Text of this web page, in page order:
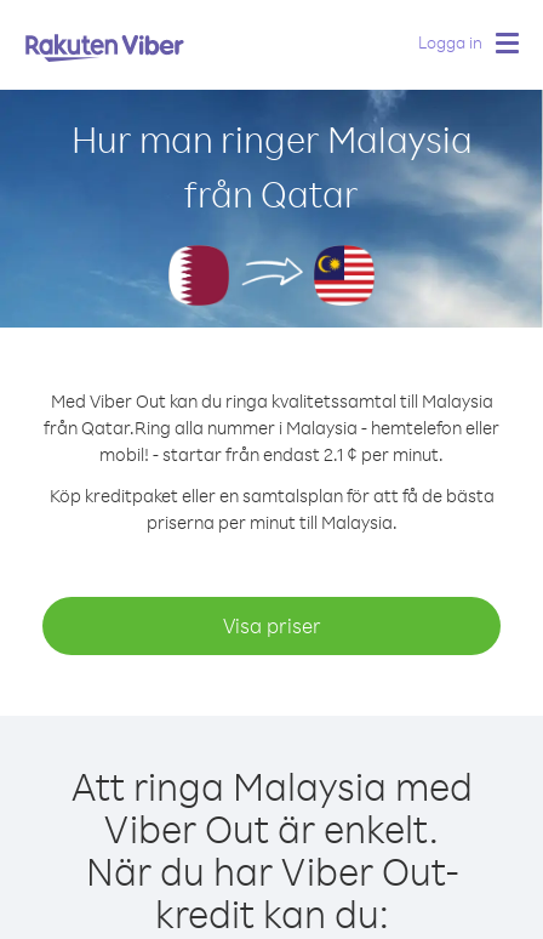
Logga in
Hur man ringer Malaysia
från Qatar
Med Viber Out kan du ringa kvalitetssamtal till Malaysia
från Qatar.Ring alla nummer i Malaysia - hemtelefon eller
mobil! - startar från endast 2.1 ¢ per minut.
Köp kreditpaket eller en samtalsplan för att få de bästa
priserna per minut till Malaysia.
Visa priser
Att ringa Malaysia med
Viber Out är enkelt.
När du har Viber Out-
kredit kan du: